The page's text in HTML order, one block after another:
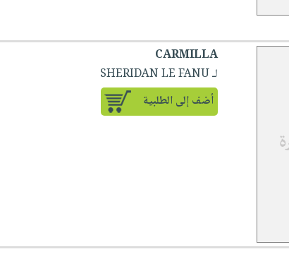
CARMILLA
لـ SHERIDAN LE FANU
أضف إلى الطلبية